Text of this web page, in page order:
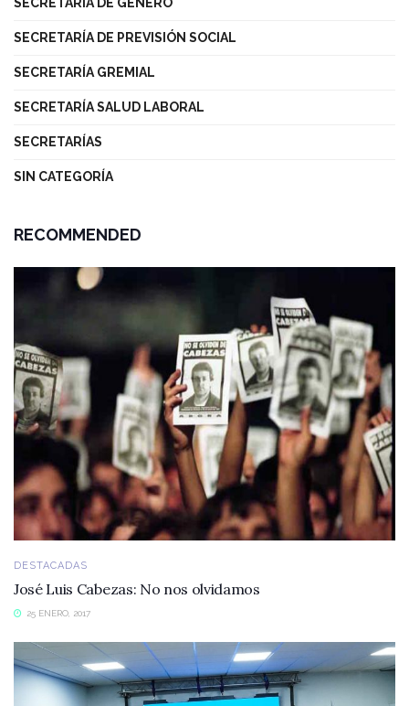
SECRETARÍA DE PREVISIÓN SOCIAL
SECRETARÍA GREMIAL
SECRETARÍA SALUD LABORAL
SECRETARÍAS
SIN CATEGORÍA
RECOMMENDED
DESTACADAS
José Luis Cabezas: No nos olvidamos
25 ENERO, 2017